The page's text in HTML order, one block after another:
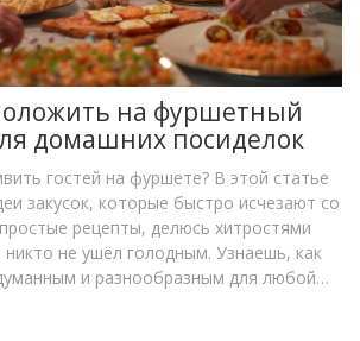
на фуршетный
домашних посиделок
гостей на фуршете? В этой статье
закусок, которые быстро исчезают со
рецепты, делюсь хитростями
не ушёл голодным. Узнаешь, как
и разнообразным для любой
даже тем, кто не любит долго